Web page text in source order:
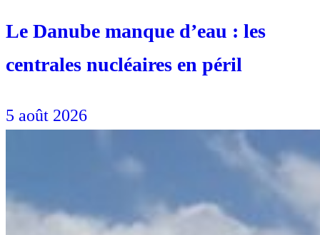
Le Danube manque d’eau : les
centrales nucléaires en péril
5 août 2026